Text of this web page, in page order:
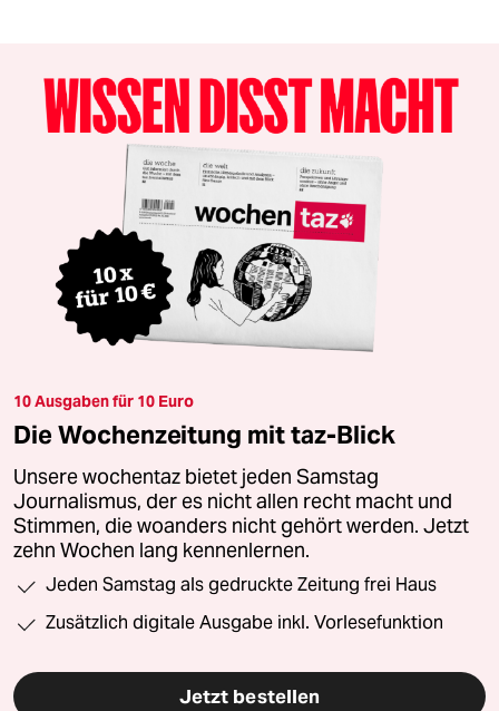
10 Ausgaben für 10 Euro
Die Wochenzeitung mit taz-Blick
Unsere wochentaz bietet jeden Samstag
Journalismus, der es nicht allen recht macht und
Stimmen, die woanders nicht gehört werden. Jetzt
zehn Wochen lang kennenlernen.
Jeden Samstag als gedruckte Zeitung frei Haus
Zusätzlich digitale Ausgabe inkl. Vorlesefunktion
Jetzt bestellen